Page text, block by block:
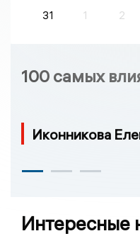
31
1 2
100 самых
Иконникова
Интересные